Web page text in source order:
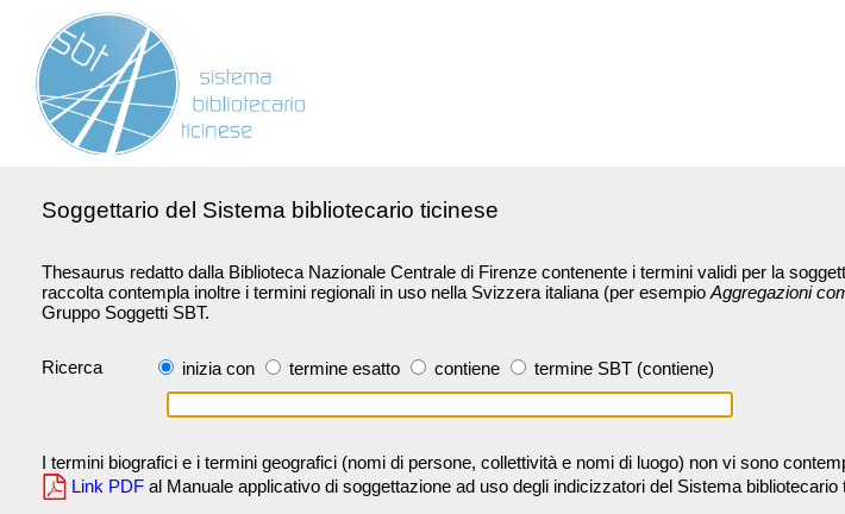
Soggettario del Sistema bibliotecario ticinese
Thesaurus redatto dalla Biblioteca Nazionale Centrale di Firenze contenente i termini validi per la
raccolta contempla inoltre i termini regionali in uso nella Svizzera italiana (per esempio Aggregazioni
Gruppo Soggetti SBT.
Ricerca inizia con termine esatto contiene termine SBT (contiene)
I termini biografici e i termini geografici (nomi di persone, collettività e nomi di luogo) non vi sono
Link PDF al Manuale applicativo di soggettazione ad uso degli indicizzatori del Sistema bibliotecario